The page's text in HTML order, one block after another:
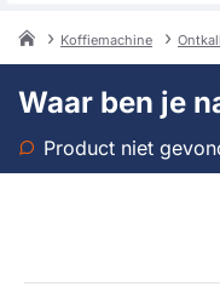
zoek?
Koffiemachine
Waar ben je
Product niet